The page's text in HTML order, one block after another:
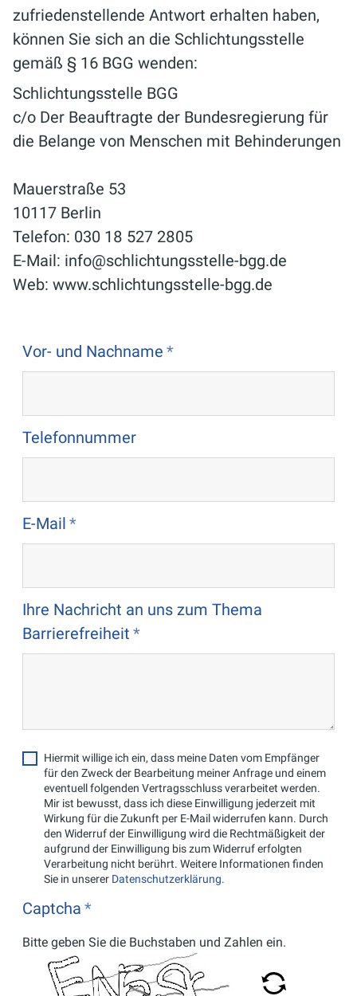
zufriedenstellende Antwort erhalten haben,
können Sie sich an die Schlichtungsstelle
gemäß § 16 BGG wenden:
Schlichtungsstelle BGG
c/o Der Beauftragte der Bundesregierung für
die Belange von Menschen mit Behinderungen
Mauerstraße 53
10117 Berlin
Telefon: 030 18 527 2805
E-Mail: info@schlichtungsstelle-bgg.de
Web: www.schlichtungsstelle-bgg.de
Vor- und Nachname
Telefonnummer
E-Mail
Ihre Nachricht an uns zum Thema
Barrierefreiheit
Hiermit willige ich ein, dass meine Daten vom Empfänger
für den Zweck der Bearbeitung meiner Anfrage und einem
eventuell folgenden Vertragsschluss verarbeitet werden.
Mir ist bewusst, dass ich diese Einwilligung jederzeit mit
Wirkung für die Zukunft per E-Mail widerrufen kann. Durch
den Widerruf der Einwilligung wird die Rechtmäßigkeit der
aufgrund der Einwilligung bis zum Widerruf erfolgten
Verarbeitung nicht berührt. Weitere Informationen finden
Sie in unserer Datenschutzerklärung.
Captcha
Bitte geben Sie die Buchstaben und Zahlen ein.